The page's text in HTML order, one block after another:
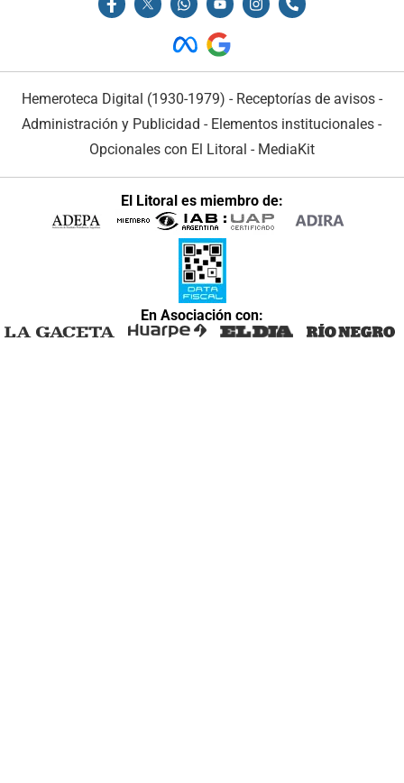
Hemeroteca Digital (1930-1979) - Receptorías de avisos -
Administración y Publicidad - Elementos institucionales -
Opcionales con El Litoral - MediaKit
El Litoral es miembro de:
En Asociación con: